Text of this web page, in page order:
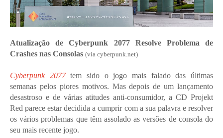
Atualização de Cyberpunk 2077 Resolve Problema de
Crashes nas Consolas (via cyberpunk.net)
Cyberpunk 2077tem sido o jogo mais falado das últimas
semanas pelos piores motivos. Mas depois de um lançamento
desastroso e de várias atitudes anti-consumidor, a CD Projekt
Red parece estar decidida a cumprir com a sua palavra e resolver
os vários problemas que têm assolado as versões de consola do
seu mais recente jogo.